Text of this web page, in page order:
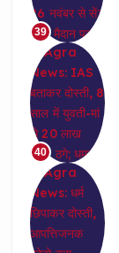
39
40